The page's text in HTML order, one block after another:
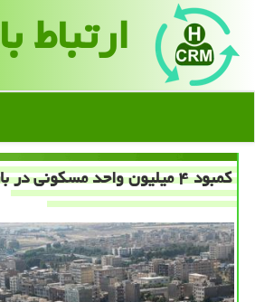
ارتباط
كمبود ۴ میلیون واحد مسكونی در بازار